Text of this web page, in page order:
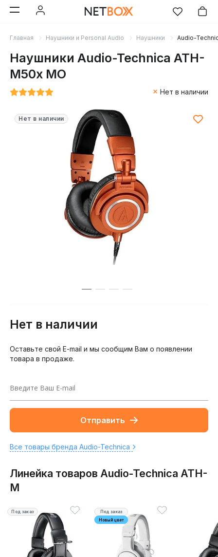
Главная Наушники и Personal Audio Наушники Audio-
Наушники Audio-Technica ATH-
M50x MO
Нет в наличии
Нет в наличии
Нет в наличии
Оставьте свой E-mail и мы сообщим Вам о появлении
товара в продаже.
Отправить
Все товары бренда Audio-Technica
Линейка товаров Audio-Technica ATH-
M
Под заказ
Под заказ
Новый цвет